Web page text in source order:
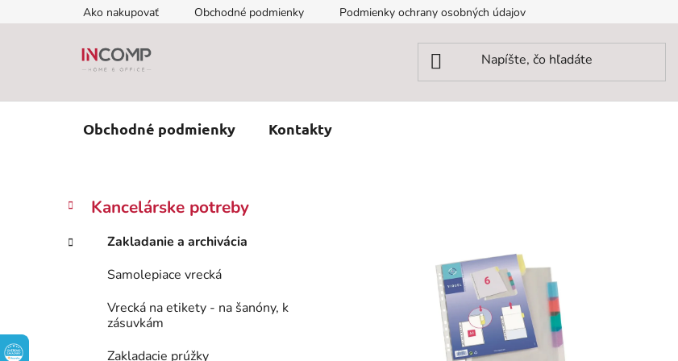
na
Ako nakupovať Obchodné podmienky Podmienky ochrany osobných údajov
Obchodné podmienky Kontakty
B
č
Preskočiť
kategórie
K
a
e
Kancelárske potreby
Zakladanie a archivácia
Samolepiace vrecká
Vrecká na etikety - na šanóny, k
zásuvkám
Zakladacie prúžky